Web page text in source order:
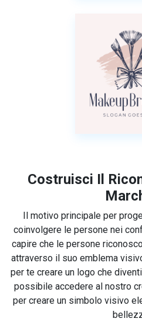
Costruisci Il
Il motivo principale per
coinvolgere le persone nei
capire che le persone
attraverso il suo emblema
per te creare un logo che
possibile accedere al nostro
per creare un simbolo visivo